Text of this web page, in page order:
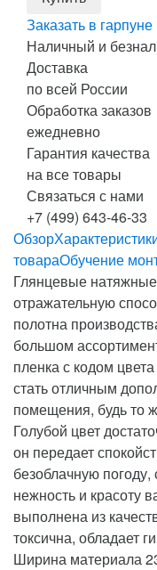
Заказать в
Наличный и
Доставка
по всей России
Обработка заказов
ежедневно
Гарантия качества
на все товары
Связаться с нами
+7 (499) 643-46-33
Обзор
товараОбучение
Глянцевые
отражательную
полотна
большом
пленка с кодом
стать отличным
помещения, будь то
Голубой цвет
он передает
безоблачную погоду,
нежность и красоту
выполнена из
токсична, обладает
Ширина материала